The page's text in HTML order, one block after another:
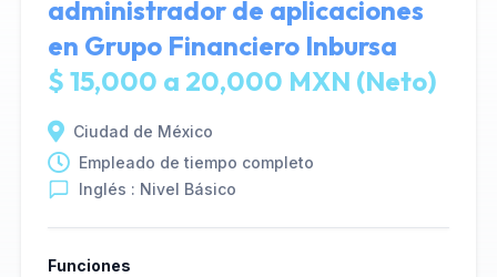
administrador de aplicaciones
en Grupo Financiero Inbursa
$ 15,000 a 20,000 MXN (Neto)
Ciudad de México
Empleado de tiempo completo
Inglés : Nivel Básico
Funciones